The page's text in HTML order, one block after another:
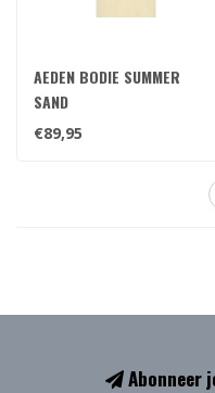
AEDEN BODIE SUMMER
SAND
€89,95
Abonneer